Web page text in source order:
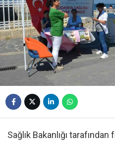
Sağlık Bakanlığı